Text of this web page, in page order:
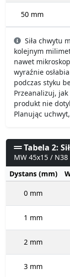
50 mm
Siła chwytu
kolejnym
nawet
wyraźnie
podczas styku
Przeanalizuj,
produkt nie
Planując
Tabela 2:
MW 45x15 / N38
Dystans (mm)
0 mm
1 mm
2 mm
3 mm